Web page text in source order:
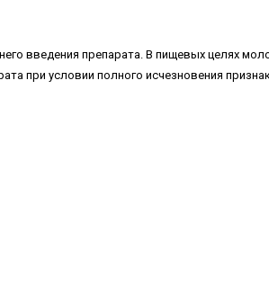
введения препарата. В пищевых целях
при условии полного исчезновения